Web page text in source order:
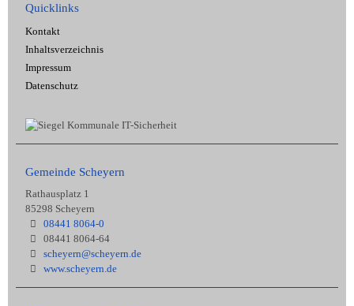
Quicklinks
Kontakt
Inhaltsverzeichnis
Impressum
Datenschutz
Gemeinde Scheyern
Rathausplatz 1
85298 Scheyern
08441 8064-0
08441 8064-64
scheyern@scheyern.de
www.scheyern.de